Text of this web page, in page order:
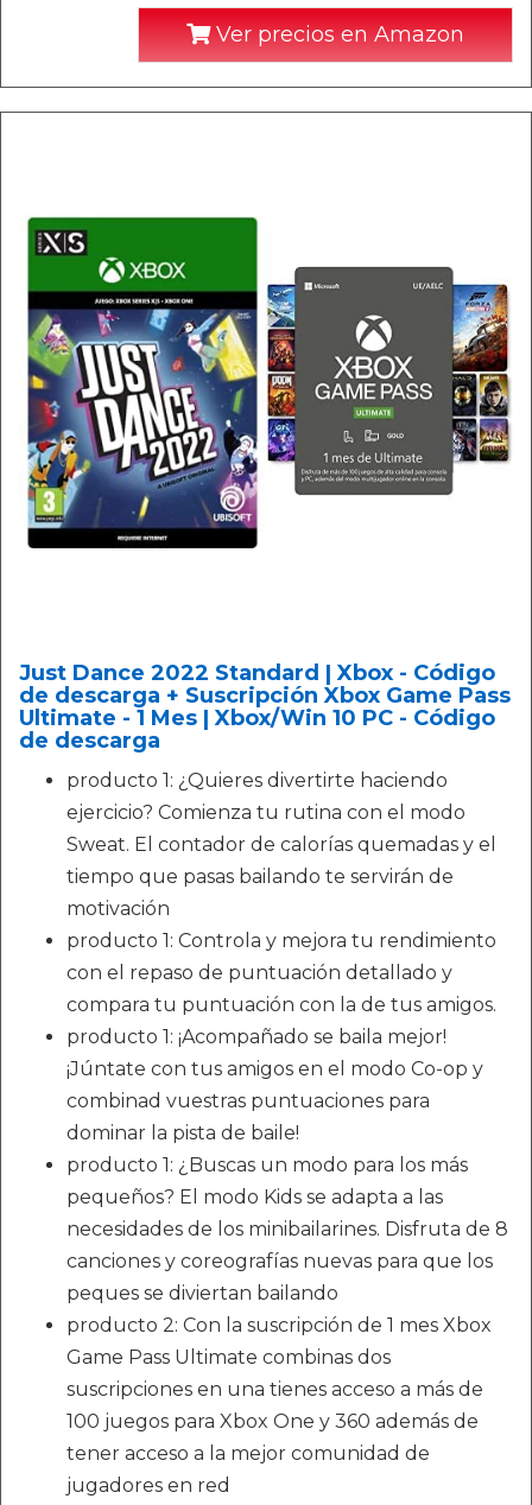
Ver precios en Amazon
Just Dance 2022 Standard | Xbox - Código
de descarga + Suscripción Xbox Game Pass
Ultimate - 1 Mes | Xbox/Win 10 PC - Código
de descarga
producto 1: ¿Quieres divertirte haciendo
ejercicio? Comienza tu rutina con el modo
Sweat. El contador de calorías quemadas y el
tiempo que pasas bailando te servirán de
motivación
producto 1: Controla y mejora tu rendimiento
con el repaso de puntuación detallado y
compara tu puntuación con la de tus amigos.
producto 1: ¡Acompañado se baila mejor!
¡Júntate con tus amigos en el modo Co-op y
combinad vuestras puntuaciones para
dominar la pista de baile!
producto 1: ¿Buscas un modo para los más
pequeños? El modo Kids se adapta a las
necesidades de los minibailarines. Disfruta de 8
canciones y coreografías nuevas para que los
peques se diviertan bailando
producto 2: Con la suscripción de 1 mes Xbox
Game Pass Ultimate combinas dos
suscripciones en una tienes acceso a más de
100 juegos para Xbox One y 360 además de
tener acceso a la mejor comunidad de
jugadores en red